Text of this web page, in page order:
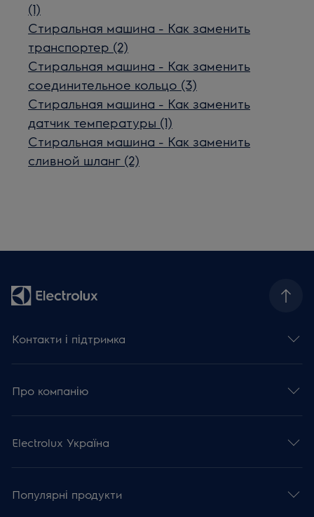
(1)
Стиральная машина - Как заменить
транспортер (2)
Стиральная машина - Как заменить
соединительное кольцо (3)
Стиральная машина - Как заменить
датчик температуры (1)
Стиральная машина - Как заменить
сливной шланг (2)
Контакти і підтримка
Про компанію
Electrolux Україна
Популярні продукти